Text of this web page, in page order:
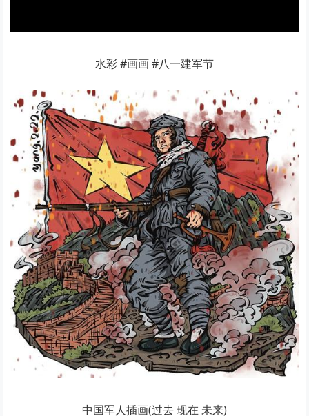
水彩 #画画 #八一建军节
中国军人插画(过去 现在 未来)